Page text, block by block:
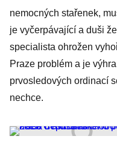
nemocných stařenek,
je vyčerpávající a duši
specialista ohrožen
Praze problém a je
prvosledových ordinací
nechce.